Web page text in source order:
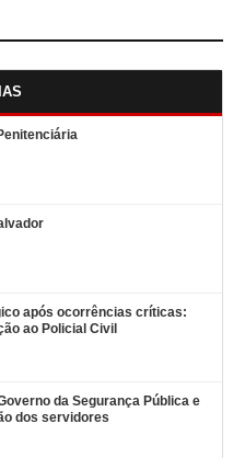
após ocorrências críticas:
ao Policial Civil
da Segurança Pública e
dos servidores